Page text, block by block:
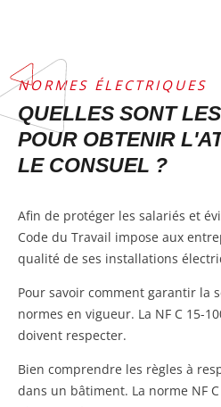
NORMES ÉLECTRIQUES
QUELLES SONT
POUR OBTENIR
LE CONSUEL ?
Afin de protéger les salariés et
Code du Travail impose aux
qualité de ses installations
Pour savoir comment garantir la
normes en vigueur. La NF C 15-
doivent respecter.
Bien comprendre les règles à
dans un bâtiment. La norme NF